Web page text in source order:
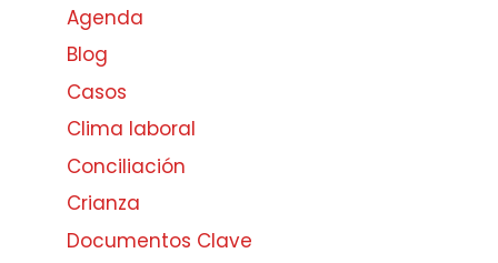
Agenda
Blog
Casos
Clima laboral
Conciliación
Crianza
Documentos Clave